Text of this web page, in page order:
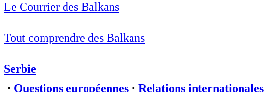
Le Courrier des Balkans
Tout comprendre des Balkans
Serbie
⋅ Questions européennes ⋅ Relations internationales